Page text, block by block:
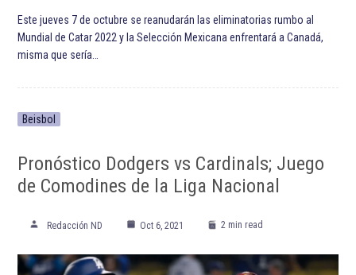
Este jueves 7 de octubre se reanudarán las eliminatorias rumbo al
Mundial de Catar 2022 y la Selección Mexicana enfrentará a Canadá,
misma que sería…
Beisbol
Pronóstico Dodgers vs Cardinals; Juego
de Comodines de la Liga Nacional
Redacción ND Oct 6, 2021 2 min read